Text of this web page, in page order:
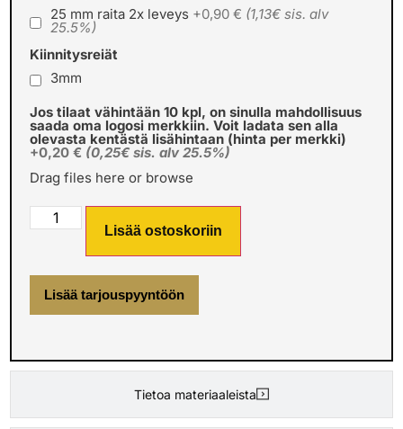
Tietoa materiaaleista
25 mm raita 2x leveys +0,90 € (1,13€ sis. alv
25.5%)
Kiinnitysreiät
3mm
Jos tilaat vähintään 10 kpl, on sinulla mahdollisuus
saada oma logosi merkkiin. Voit ladata sen alla
olevasta kentästä lisähintaan (hinta per merkki)
+0,20 € (0,25€ sis. alv 25.5%)
Drag files here or browse
Lisää ostoskoriin
Lisää tarjouspyyntöön